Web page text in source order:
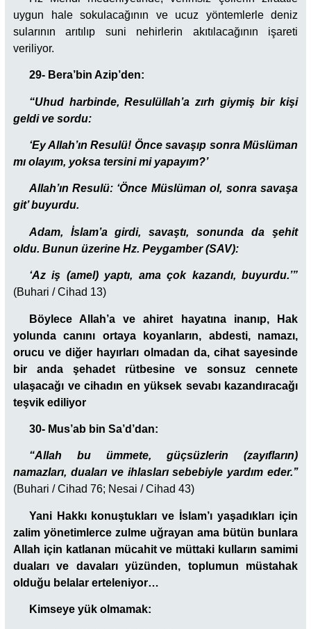
uygun hale sokulacağının ve ucuz yöntemlerle deniz
sularının arıtılıp suni nehirlerin akıtılacağının işareti
veriliyor.
29- Bera’bin Azip’den:
“Uhud harbinde, Resulüllah’a zırh giymiş bir kişi
geldi ve sordu:
‘Ey Allah’ın Resulü! Önce savaşıp sonra Müslüman
mı olayım, yoksa tersini mi yapayım?’
Allah’ın Resulü: ‘Önce Müslüman ol, sonra savaşa
git’ buyurdu.
Adam, İslam’a girdi, savaştı, sonunda da şehit
oldu. Bunun üzerine Hz. Peygamber (SAV):
‘Az iş (amel) yaptı, ama çok kazandı, buyurdu.’”
(Buhari / Cihad 13)
Böylece Allah’a ve ahiret hayatına inanıp, Hak
yolunda canını ortaya koyanların, abdesti, namazı,
orucu ve diğer hayırları olmadan da, cihat sayesinde
bir anda şehadet rütbesine ve sonsuz cennete
ulaşacağı ve cihadın en yüksek sevabı kazandıracağı
teşvik ediliyor
30- Mus’ab bin Sa’d’dan:
“Allah bu ümmete, güçsüzlerin (zayıfların)
namazları, duaları ve ihlasları sebebiyle yardım eder.’’
(Buhari / Cihad 76; Nesai / Cihad 43)
Yani Hakkı konuştukları ve İslam’ı yaşadıkları için
zalim yönetimlerce zulme uğrayan ama bütün bunlara
Allah için katlanan mücahit ve müttaki kulların samimi
duaları ve davaları yüzünden, toplumun müstahak
olduğu belalar erteleniyor…
Kimseye yük olmamak: